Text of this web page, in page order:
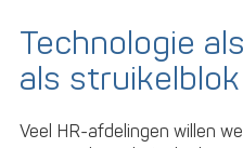
Technologie
als struikelblok
Veel HR-afdelingen willen